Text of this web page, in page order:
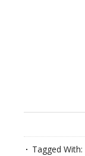
Tagged With: